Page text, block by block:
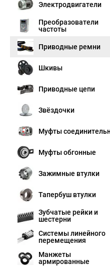
Электродвигатели
Преобразователи
частоты
Приводные ремни
Шкивы
Приводные цепи
Звёздочки
Муфты
Муфты обгонные
Зажимные втулки
Тапербуш втулки
Зубчатые рейки и
шестерни
Системы линейного
перемещения
Манжеты
армированные